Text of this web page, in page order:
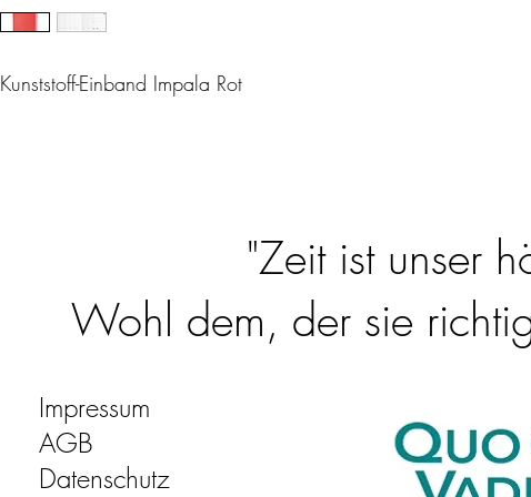
Kunststoff-Einband Impala Rot
"Zeit ist unser
Wohl dem, der sie
Impressum
AGB
Datenschutz